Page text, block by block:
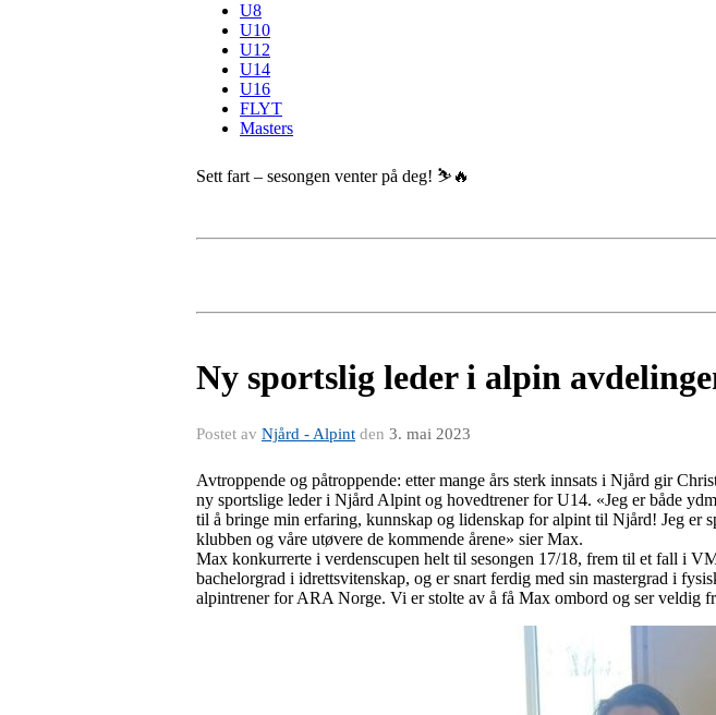
U8
U10
U12
U14
U16
FLYT
Masters
Sett fart – sesongen venter på deg! ⛷️🔥
Ny sportslig leder i alpin
Postet av Njård - Alpint den 3. mai 2023
Avtroppende og påtroppende: etter mange års sterk innsats i Njård gir
ny sportslige leder i Njård Alpint og hovedtrener for U14. «Jeg er både
til å bringe min erfaring, kunnskap og lidenskap for alpint til Njård! Jeg er
klubben og våre utøvere de kommende årene» sier Max.
Max konkurrerte i verdenscupen helt til sesongen 17/18, frem til et fall i
bachelorgrad i idrettsvitenskap, og er snart ferdig med sin mastergrad i
alpintrener for ARA Norge. Vi er stolte av å få Max ombord og ser veldig